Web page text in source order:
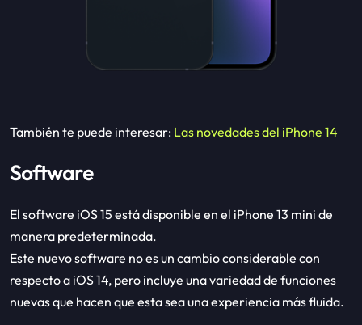
También te puede interesar: Las novedades del iPhone 14
Software
El software iOS 15 está disponible en el iPhone 13 mini de
manera predeterminada.
Este nuevo software no es un cambio considerable con
respecto a iOS 14, pero incluye una variedad de funciones
nuevas que hacen que esta sea una experiencia más fluida.